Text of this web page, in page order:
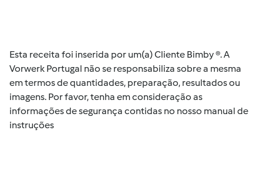
Esta receita foi inserida por um(a) Cliente Bimby ®. A
Vorwerk Portugal não se responsabiliza sobre a mesma
em termos de quantidades, preparação, resultados ou
imagens. Por favor, tenha em consideração as
informações de segurança contidas no nosso manual de
instruções